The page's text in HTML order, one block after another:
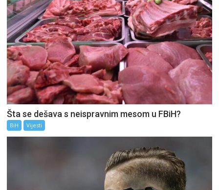
Šta se dešava s neispravnim mesom u FBiH?
BiH Vijesti